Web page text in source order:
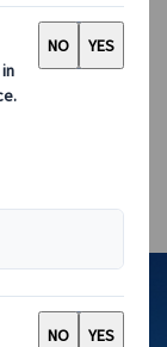
in dieser